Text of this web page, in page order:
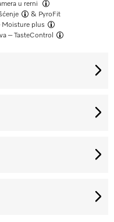
u rerni
& PyroFit
Moisture plus
–TasteControl